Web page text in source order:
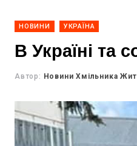
НОВИНИ УКРАЇНА
В Україні та
Автор: Новини Хмільника